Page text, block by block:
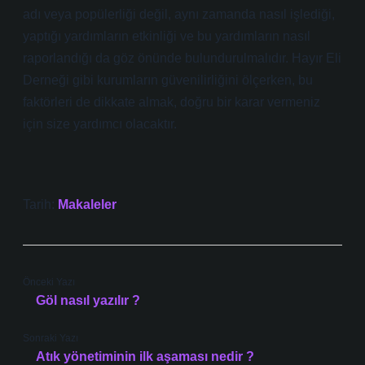
adı veya popülerliği değil, aynı zamanda nasıl işlediği,
yaptığı yardımların etkinliği ve bu yardımların nasıl
raporlandığı da göz önünde bulundurulmalıdır. Hayır Eli
Derneği gibi kurumların güvenilirliğini ölçerken, bu
faktörleri de dikkate almak, doğru bir karar vermeniz
için size yardımcı olacaktır.
Tarih: Makaleler
Önceki Yazı
Göl nasıl yazılır ?
Sonraki Yazı
Atık yönetiminin ilk aşaması nedir ?